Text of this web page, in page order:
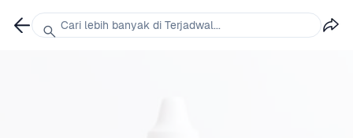
Cari lebih banyak di Terjadwal...